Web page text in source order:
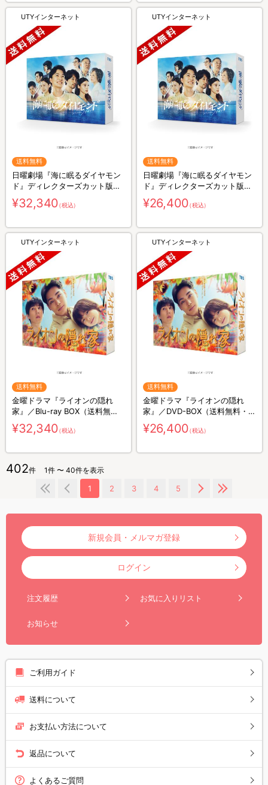
UTYインターネット
送料無料
日曜劇場『海に眠るダイヤモン
ド』ディレクターズカット版／
Blu-ray BOX（送料無料・4枚
組）
¥32,340（税込）
UTYインターネット
送料無料
日曜劇場『海に眠るダイヤモン
ド』ディレクターズカット版／
DVD-BOX（送料無料・6枚組）
¥26,400（税込）
UTYインターネット
送料無料
金曜ドラマ『ライオンの隠れ
家』／Blu-ray BOX（送料無
料・4枚組）
¥32,340（税込）
UTYインターネット
送料無料
金曜ドラマ『ライオンの隠れ
家』／DVD-BOX（送料無料・6
枚組）
¥26,400（税込）
402件 1件 〜 40件を表示
1 2 3 4 5
新規会員・メルマガ登録
ログイン
注文履歴 お気に入りリスト
お知らせ
ご利用ガイド
送料について
お支払い方法について
返品について
よくあるご質問